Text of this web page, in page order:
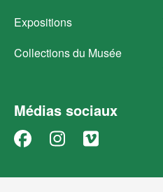
Expositions
Collections du Musée
Médias sociaux
Facebook
Instagram
Vimeo